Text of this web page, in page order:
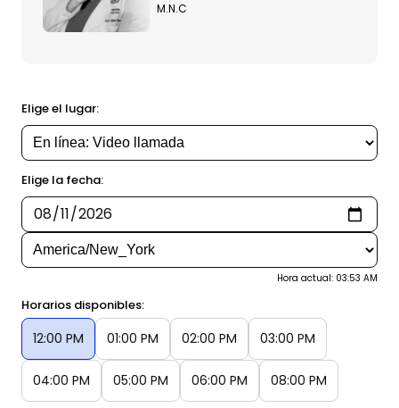
M.N.C
Elige el lugar:
Elige la fecha:
Hora actual: 03:53 AM
Horarios disponibles:
12:00 PM 01:00 PM 02:00 PM 03:00 PM
04:00 PM 05:00 PM 06:00 PM 08:00 PM